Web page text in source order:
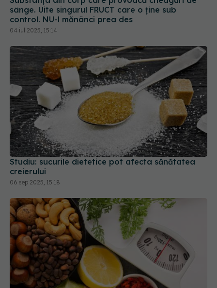
04 iul 2025, 15:14
Studiu: sucurile dietetice pot afecta sănătatea
creierului
06 sep 2025, 15:18